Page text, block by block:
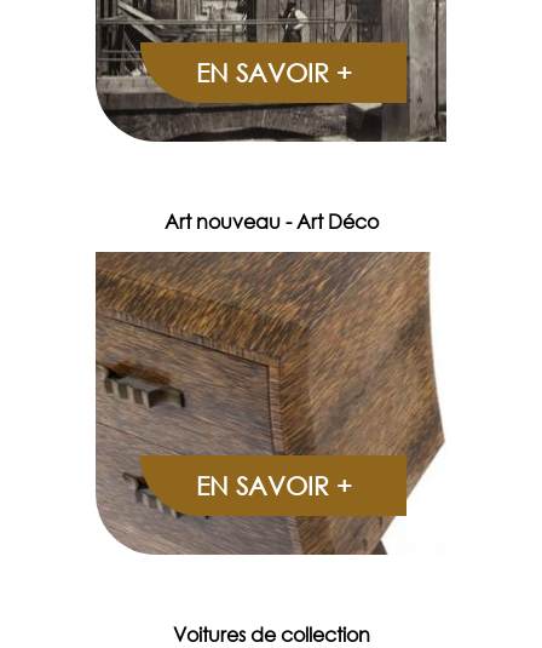
EN SAVOIR +
Art nouveau - Art Déco
EN SAVOIR +
Voitures de collection